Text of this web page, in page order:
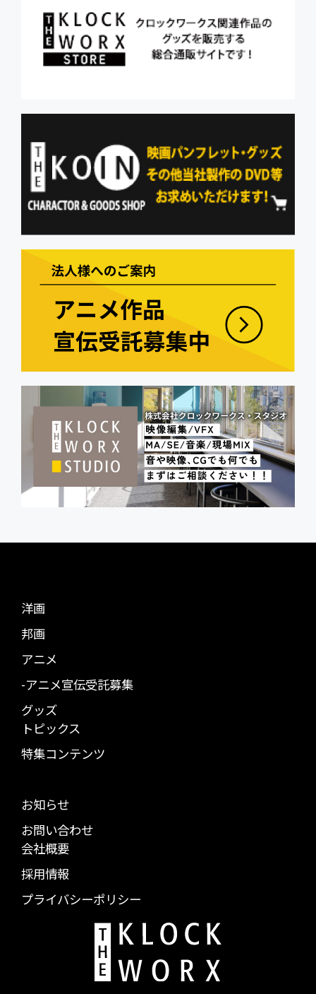
洋画
邦画
アニメ
-アニメ宣伝受託募集
グッズ
トピックス
特集コンテンツ
お知らせ
お問い合わせ
会社概要
採用情報
プライバシーポリシー